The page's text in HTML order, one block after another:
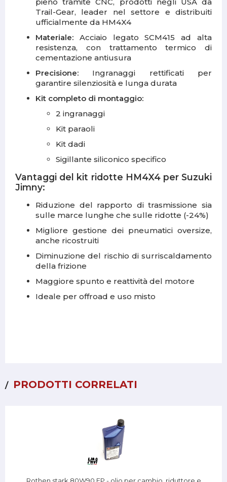
pieno tramite CNC, prodotti negli USA da
Trail-Gear, leader nel settore e distribuiti
ufficialmente da HM4X4
Materiale: Acciaio legato SCM415 ad alta
resistenza, con trattamento termico di
cementazione antiusura
Precisione: Ingranaggi rettificati per
garantire silenziosità e lunga durata
Kit completo di montaggio:
2 ingranaggi
Kit paraoli
Kit dadi
Sigillante siliconico specifico
Vantaggi del kit ridotte HM4X4 per Suzuki
Jimny:
Riduzione del rapporto di trasmissione sia
sulle marce lunghe che sulle ridotte (-24%)
Migliore gestione dei pneumatici oversize,
anche ricostruiti
Diminuzione del rischio di surriscaldamento
della frizione
Maggiore spunto e reattività del motore
Ideale per offroad e uso misto
PRODOTTI CORRELATI